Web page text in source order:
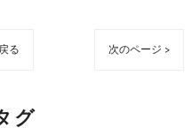
る 次のページ >
グ